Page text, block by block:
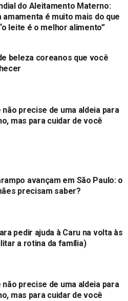
do Aleitamento Materno:
amamenta é muito mais do que
leite é o melhor alimento”
beleza coreanos que você
precise de uma aldeia para
mas para cuidar de você
avançam em São Paulo: o
precisam saber?
pedir ajuda à Caru na volta às
a rotina da família)
precise de uma aldeia para
mas para cuidar de você